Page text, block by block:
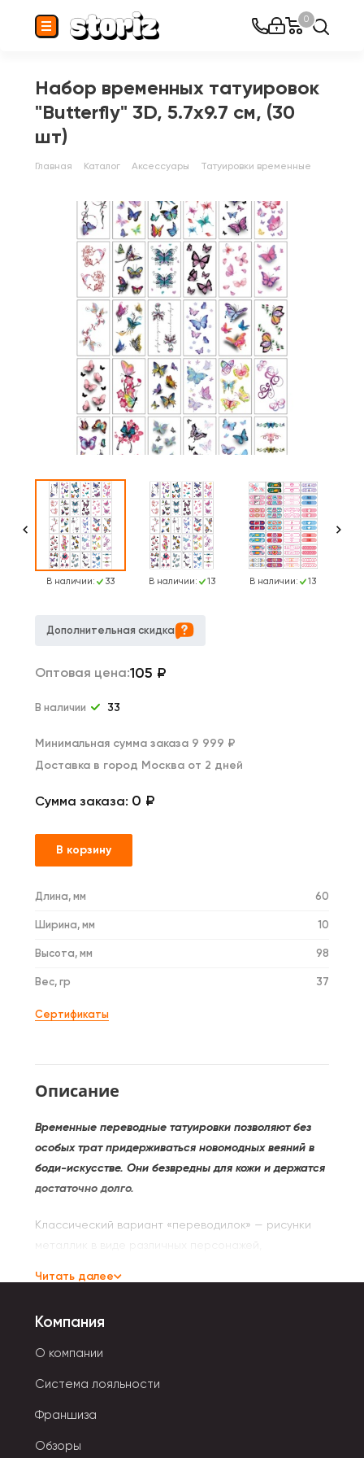
0
Набор временных татуировок
"Butterfly" 3D, 5.7x9.7 см, (30
шт)
Главная Каталог Аксессуары Татуировки временные
В наличии: 33 В наличии: 13 В наличии: 13
Дополнительная скидка
Оптовая цена:105 ₽
В наличии 33
Минимальная сумма заказа 9 999 ₽
Доставка в город Москва от 2 дней
Сумма заказа: 0 ₽
В корзину
Длина, мм 60
Ширина, мм 10
Высота, мм 98
Вес, гр 37
Сертификаты
Описание
Временные переводные татуировки позволяют без
особых трат придерживаться новомодных веяний в
боди-искусстве. Они безвредны для кожи и держатся
достаточно долго.
Классический вариант «переводилок» — рисунки
металлик в виде различных персонажей,
геометрических фигур, абстрактных узоров,
единорогами, сказочными принцессами.
Читать далее
Компания
О компании
Система лояльности
Франшиза
Обзоры